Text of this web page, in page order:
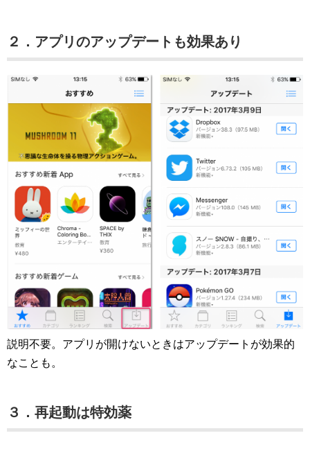
２．アプリのアップデートも効果あり
説明不要。アプリが開けないときはアップデートが効果的
なことも。
３．再起動は特効薬